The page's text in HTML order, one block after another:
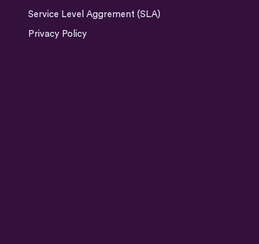
Service Level Aggrement (SLA)
Privacy Policy